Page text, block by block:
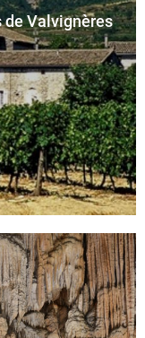
de Valvignères